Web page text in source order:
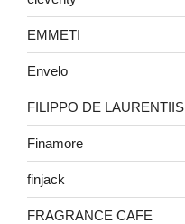
EMMETI
Envelo
FILIPPO DE LAURENTIIS
Finamore
finjack
FRAGRANCE CAFE